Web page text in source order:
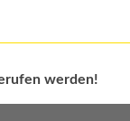
werden!